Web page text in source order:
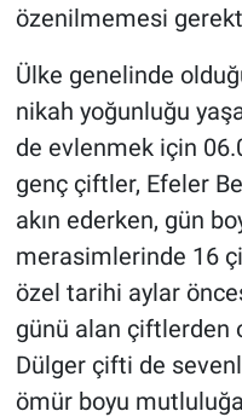
özenilmemesi
Ülke genelinde
nikah yoğunluğu
de evlenmek için
genç çiftler, Efeler
akın ederken, gün
merasimlerinde 16
özel tarihi aylar
günü alan çiftlerden
Dülger çifti de
ömür boyu